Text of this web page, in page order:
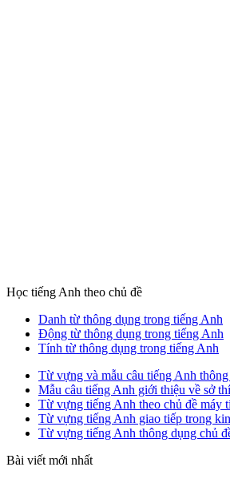
Học tiếng Anh theo chủ đề
Danh từ thông dụng trong tiếng Anh
Động từ thông dụng trong tiếng Anh
Tính từ thông dụng trong tiếng Anh
Từ vựng và mẫu câu tiếng Anh
Mẫu câu tiếng Anh giới thiệu về sở
Từ vựng tiếng Anh theo chủ đề máy
Từ vựng tiếng Anh giao tiếp trong
Từ vựng tiếng Anh thông dụng chủ
Bài viết mới nhất